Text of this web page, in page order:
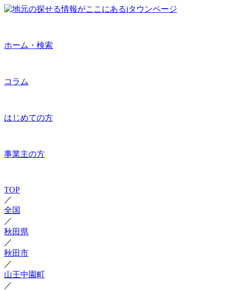
ホーム・検索
コラム
はじめての方
事業主の方
TOP
／
全国
／
秋田県
／
秋田市
／
山王中園町
／